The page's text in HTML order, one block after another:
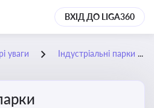
ВХІД ДО LIGA360
уваги Індустріальні парки